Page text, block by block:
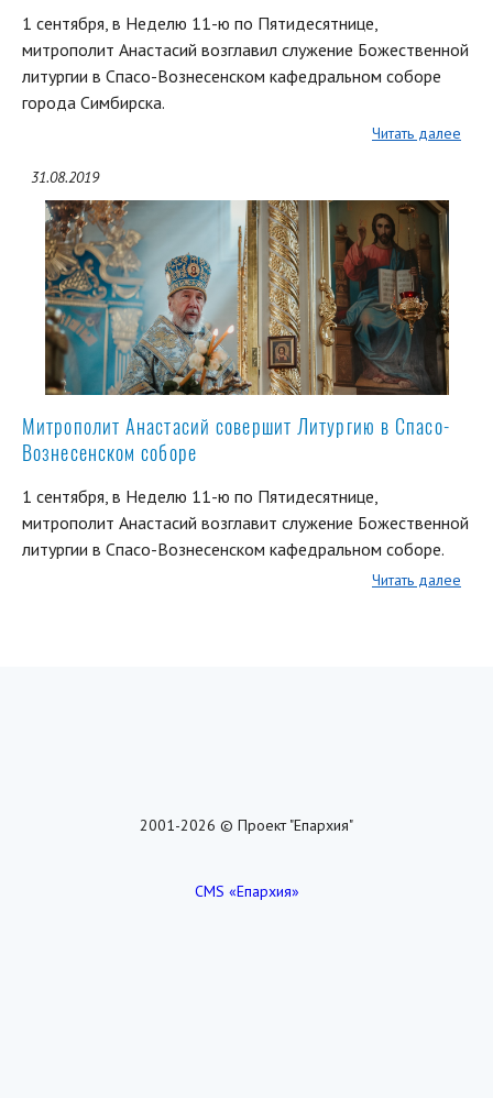
1 сентября, в Неделю 11-ю по Пятидесятнице,
митрополит Анастасий возглавил служение Божественной
литургии в Спасо-Вознесенском кафедральном соборе
города Симбирска.
Читать далее
31.08.2019
Митрополит Анастасий совершит Литургию в Спасо-
Вознесенском соборе
1 сентября, в Неделю 11-ю по Пятидесятнице,
митрополит Анастасий возглавит служение Божественной
литургии в Спасо-Вознесенском кафедральном соборе.
Читать далее
2001-2026 © Проект "Епархия"
CMS «Епархия»